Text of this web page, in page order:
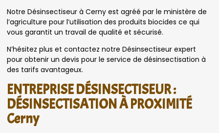
Notre Désinsectiseur à Cerny est agréé par le ministère de
l’agriculture pour l’utilisation des produits biocides ce qui
vous garantit un travail de qualité et sécurisé.
N’hésitez plus et contactez notre Désinsectiseur expert
pour obtenir un devis pour le service de désinsectisation à
des tarifs avantageux.
ENTREPRISE DÉSINSECTISEUR :
DÉSINSECTISATION À PROXIMITÉ
Cerny